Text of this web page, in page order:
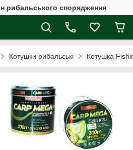
рибальського спорядження
Котушки рибальські Котушка